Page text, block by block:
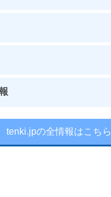
tenki.jpの全情報はこちら